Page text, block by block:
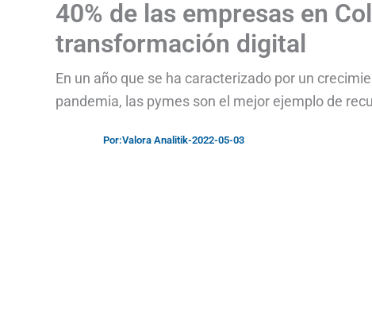
40% de las empresas en
transformación digital
En un año que se ha caracterizado por un
pandemia, las pymes son el mejor ejemplo de
Por:Valora Analitik-2022-05-03